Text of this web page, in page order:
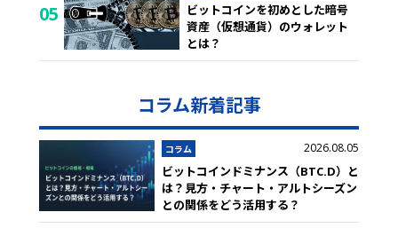
05
ビットコインを初めとした暗号
資産（仮想通貨）のウォレット
とは？
コラム新着記事
コラム 2026.08.05
ビットコインドミナンス（BTC.D）と
は？見方・チャート・アルトシーズン
との関係をどう活用する？